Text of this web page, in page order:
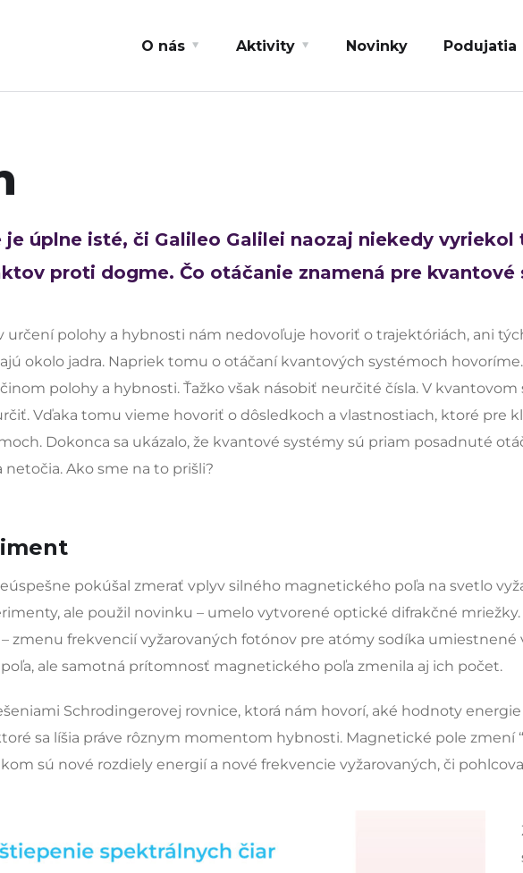
O nás Aktivity Novinky Podujatia
je úplne isté, či Galileo Galilei naozaj niekedy
proti dogme. Čo otáčanie znamená pre kvantové
určení polohy a hybnosti nám nedovoľuje hovoriť o trajektóriách, ani
okolo jadra. Napriek tomu o otáčaní kvantových systémoch
polohy a hybnosti. Ťažko však násobiť neurčité čísla. V
Vďaka tomu vieme hovoriť o dôsledkoch a vlastnostiach, ktoré pre
Dokonca sa ukázalo, že kvantové systémy sú priam posadnuté
netočia. Ako sme na to prišli?
pokúšal zmerať vplyv silného magnetického poľa na svetlo
ale použil novinku – umelo vytvorené optické difrakčné mriežky.
zmenu frekvencií vyžarovaných fotónov pre atómy sodíka
ale samotná prítomnosť magnetického poľa zmenila aj ich počet.
Schrodingerovej rovnice, ktorá nám hovorí, aké hodnoty
sa líšia práve rôznym momentom hybnosti. Magnetické pole zmení
sú nové rozdiely energií a nové frekvencie vyžarovaných, či